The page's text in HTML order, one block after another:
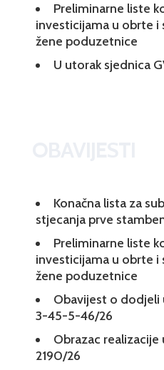
Preliminarne liste
investicijama u obrte
žene poduzetnice
U utorak sjednica
Konačna lista za
stjecanja prve
Preliminarne liste
investicijama u obrte
žene poduzetnice
Obavijest o dodjeli
3-45-5-46/26
Obrazac
2190/26